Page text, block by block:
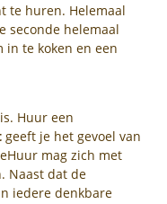
te huren. Helemaal
seconde helemaal
in te koken en een
Huur een
geeft je het gevoel van
mag zich met
Naast dat de
iedere denkbare